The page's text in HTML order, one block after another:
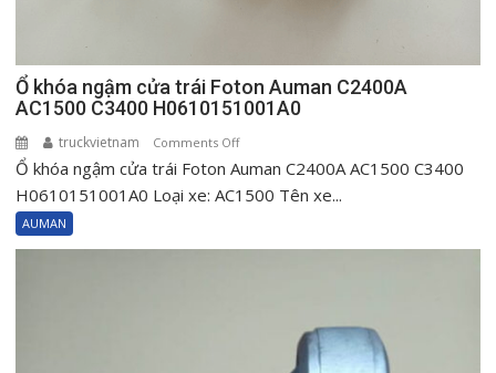
Ổ khóa ngậm cửa trái Foton Auman C2400A
AC1500 C3400 H0610151001A0
truckvietnam Comments Offon
Ổ
khóa
Ổ khóa ngậm cửa trái Foton Auman C2400A AC1500 C3400
H0610151001A0 Loại xe: AC1500 Tên xe...
AUMAN